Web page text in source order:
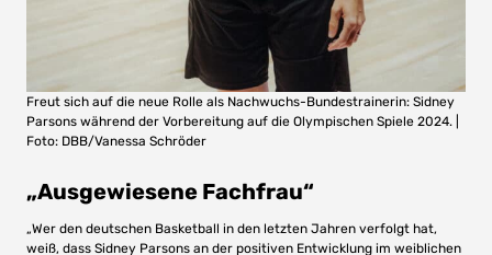
Freut sich auf die neue Rolle als Nachwuchs-Bundestrainerin: Sidney
Parsons während der Vorbereitung auf die Olympischen Spiele 2024. |
Foto: DBB/Vanessa Schröder
„Ausgewiesene Fachfrau“
„Wer den deutschen Basketball in den letzten Jahren verfolgt hat,
weiß, dass Sidney Parsons an der positiven Entwicklung im weiblichen